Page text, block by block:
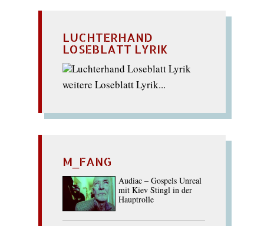
LUCHTERHAND
LOSEBLATT LYRIK
weitere Loseblatt Lyrik...
M_FANG
Audiac – Gospels Unreal
mit Kiev Stingl in der
Hauptrolle